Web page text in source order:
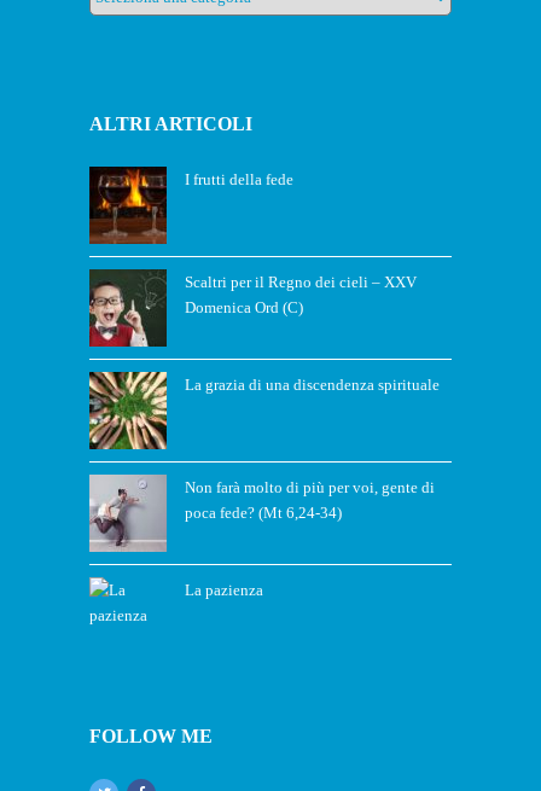
ALTRI ARTICOLI
I frutti della fede
Scaltri per il Regno dei cieli – XXV
Domenica Ord (C)
La grazia di una discendenza spirituale
Non farà molto di più per voi, gente di
poca fede? (Mt 6,24-34)
La pazienza
FOLLOW ME